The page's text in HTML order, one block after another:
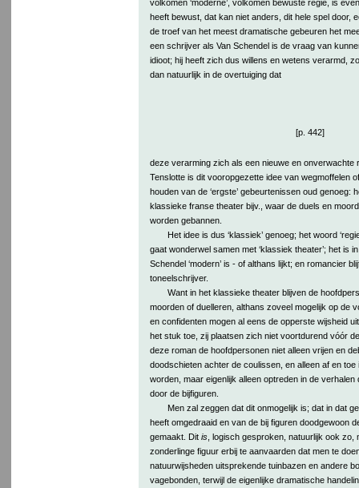
volkomen ‘moderne’, volkomen bewuste regie, is
heeft bewust, dat kan niet anders, dit hele spel door,
de troef van het meest dramatische gebeuren het
een schrijver als Van Schendel is de vraag van
idioot; hij heeft zich dus willens en wetens verarmd,
dan natuurlijk in de overtuiging dat
[p. 442]
deze verarming zich als een nieuwe en onverwachte
Tenslotte is dit vooropgezette idee van wegmoffelen
houden van de ‘ergste’ gebeurtenissen oud genoeg:
klassieke franse theater bijv., waar de duels en
worden gebannen.
Het idee is dus ‘klassiek’ genoeg; het woord
gaat wonderwel samen met ‘klassiek theater’; het is
Schendel ‘modern’ is - of althans lijkt; en romancier
toneelschrijver.
Want in het klassieke theater blijven de
moorden of duelleren, althans zoveel mogelijk op de
en confidenten mogen al eens de opperste wijsheid
het stuk toe, zij plaatsen zich niet voortdurend vóór
deze roman de hoofdpersonen niet alleen vrijen en
doodschieten achter de coulissen, en alleen af en toe
worden, maar eigenlijk alleen optreden in de
door de bijfiguren.
Men zal zeggen dat dit onmogelijk is; dat in dat
heeft omgedraaid en van de bij figuren doodgewoon
gemaakt. Dit is, logisch gesproken, natuurlijk ook zo,
zonderlinge figuur erbij te aanvaarden dat men te
natuurwijsheden uitsprekende tuinbazen en andere
vagebonden, terwijl de eigenlijke dramatische